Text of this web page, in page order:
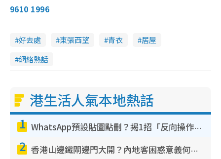
m
e
9610 1996
好去處 東張西望 青衣
居屋
網絡熱話
港生活人氣本地熱話
1 WhatsApp預設貼圖點刪？揭1招「反向操作」還原簡潔介面 附3步實測教學
2 香港山邊鐵閘邊門大開？內地客困惑意義何在！網民神回覆：呢種叫法理性防禦